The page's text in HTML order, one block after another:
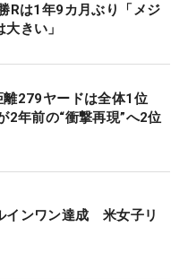
は1年9カ月ぶり「メジ
きい」
離279ヤードは全体1位
2年前の“衝撃再現”へ2位
インワン達成 米女子リ